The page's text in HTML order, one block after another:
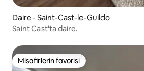
Daire - Saint-Cast-le-Guildo
Saint Cast'ta daire.
Misafirlerin favorisi
Misafirlerin favorisi